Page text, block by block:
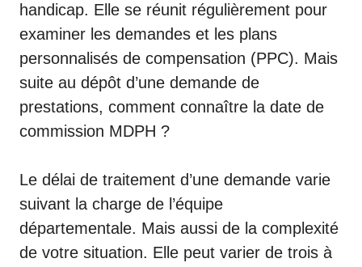
handicap. Elle se réunit régulièrement pour
examiner les demandes et les plans
personnalisés de compensation (PPC). Mais
suite au dépôt d’une demande de
prestations, comment connaître la date de
commission MDPH ?
Le délai de traitement d’une demande varie
suivant la charge de l’équipe
départementale. Mais aussi de la complexité
de votre situation. Elle peut varier de trois à